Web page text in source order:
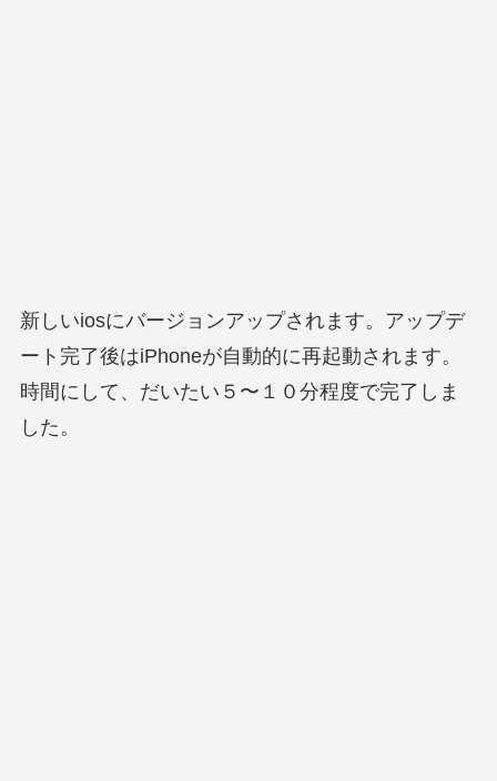
新しいiosにバージョンアップされます。アップデ
ート完了後はiPhoneが自動的に再起動されます。
時間にして、だいたい５〜１０分程度で完了しま
した。